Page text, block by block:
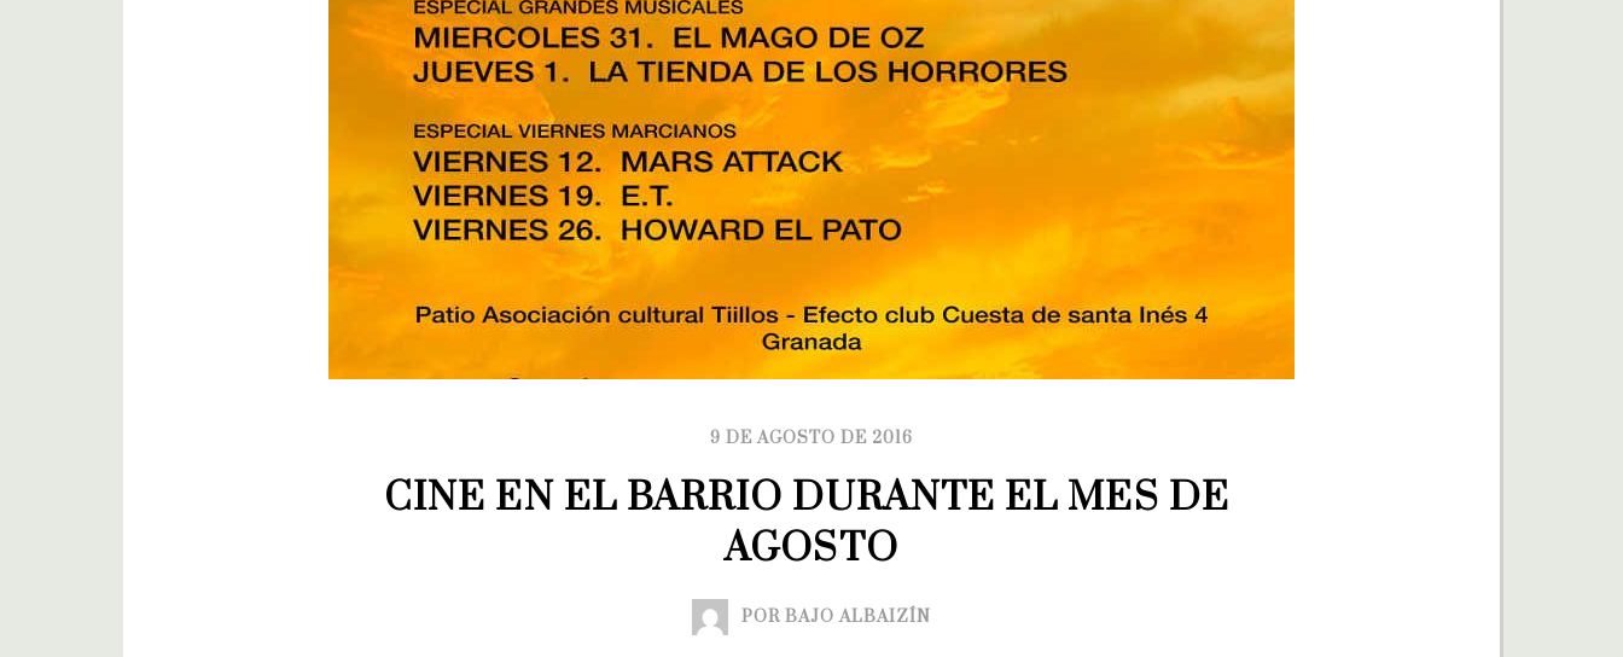
9 DE AGOSTO DE 2016
CINE EN EL BARRIO DURANTE EL MES DE
AGOSTO
POR BAJO ALBAIZÍN